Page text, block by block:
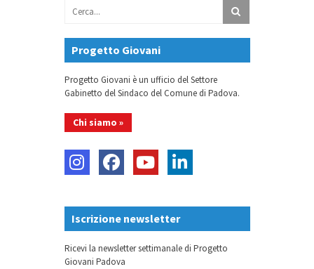
Progetto Giovani
Progetto Giovani è un ufficio del Settore
Gabinetto del Sindaco del Comune di Padova.
Chi siamo »
Iscrizione newsletter
Ricevi la newsletter settimanale di Progetto
Giovani Padova